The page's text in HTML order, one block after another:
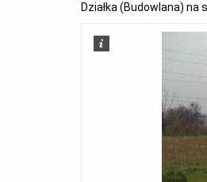
Działka (Budowlana) na